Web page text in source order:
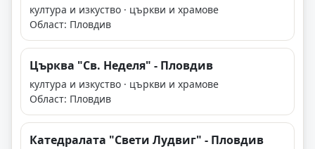
култура и изкуство · църкви и храмове
Област: Пловдив
Църква "Св. Неделя" - Пловдив
култура и изкуство · църкви и храмове
Област: Пловдив
Катедралата "Свети Лудвиг" - Пловдив